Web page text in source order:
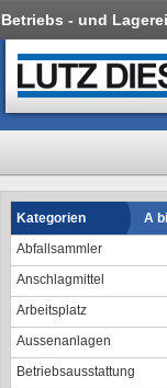
Betriebs - und
Kategorien
A
Abfallsammler
Anschlagmittel
Arbeitsplatz
Aussenanlagen
Betriebsausstattung